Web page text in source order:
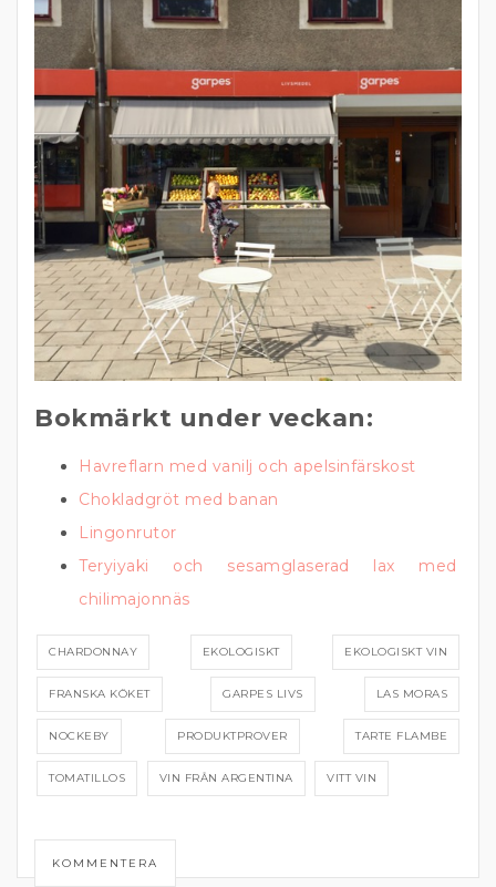
Bokmärkt under veckan:
Havreflarn med vanilj och apelsinfärskost
Chokladgröt med banan
Lingonrutor
Teryiyaki och sesamglaserad lax med
chilimajonnäs
CHARDONNAY EKOLOGISKT EKOLOGISKT VIN
FRANSKA KÖKET GARPES LIVS LAS MORAS
NOCKEBY PRODUKTPROVER TARTE FLAMBE
TOMATILLOS VIN FRÅN ARGENTINA VITT VIN
KOMMENTERA